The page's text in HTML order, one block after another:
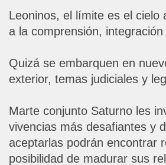
Leoninos, el límite es el
a la comprensión,
Quizá se embarquen en
exterior, temas judiciales y
Marte conjunto Saturno les
vivencias más desafiantes y
aceptarlas podrán encontrar
posibilidad de madurar sus